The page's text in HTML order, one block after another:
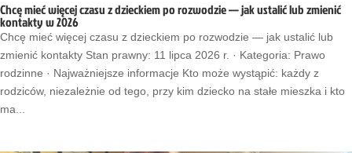
Chcę mieć więcej czasu z dzieckiem po rozwodzie — jak ustalić lub zmienić
kontakty w 2026
Chcę mieć więcej czasu z dzieckiem po rozwodzie — jak ustalić lub
zmienić kontakty Stan prawny: 11 lipca 2026 r. · Kategoria: Prawo
rodzinne · Najważniejsze informacje Kto może wystąpić: każdy z
rodziców, niezależnie od tego, przy kim dziecko na stałe mieszka i kto
ma...